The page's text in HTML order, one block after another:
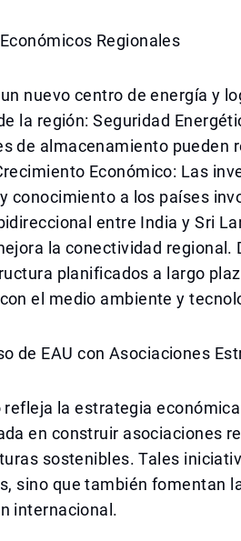
Regionales
nuevo centro de energía y
la región: Seguridad
de almacenamiento pueden
Económico: Las
conocimiento a los países
entre India y Sri
la conectividad
planificados a largo
el medio ambiente y
de EAU con Asociaciones
refleja la estrategia
en construir asociaciones
sostenibles. Tales
sino que también fomentan
internacional.